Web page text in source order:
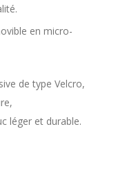
en micro-
de type Velcro,
léger et durable.